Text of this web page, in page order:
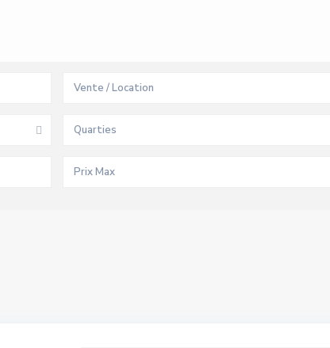
Vente / Location
Quarties